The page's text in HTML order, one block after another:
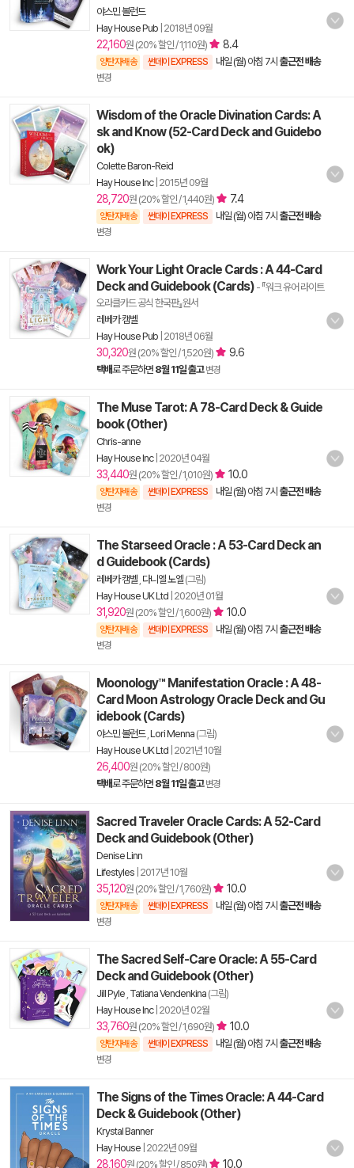
야스민 볼런드
Hay House Pub 2018년 09월
22,160원 (20% 할인 / 1,110원) 8.4
양탄자배송 썬데이 EXPRESS 내일 (월) 아침 7시 출근전 배송
변경
Wisdom of the Oracle Divination Cards: A
sk and Know (52-Card Deck and Guidebo
ok)
Colette Baron-Reid
Hay House Inc| 2015년 09월
28,720원 (20% 할인 / 1,440원) 7.4
양탄자배송 썬데이 EXPRESS 내일 (월) 아침 7시 출근전 배송
변경
Work Your Light Oracle Cards : A 44-Card
Deck and Guidebook (Cards) - 『워크 유어 라이트
오라클카드 공식 한국판』원서
레베카 캠벨
Hay House Pub 2018년 06월
30,320원 (20% 할인 / 1,520원) 9.6
택배로 주문하면 8월 11일 출고 변경
The Muse Tarot: A 78-Card Deck & Guide
book (Other)
Chris-anne
Hay House Inc| 2020년 04월
33,440원 (20% 할인 / 1,010원) 10.0
양탄자배송 썬데이 EXPRESS 내일 (월) 아침 7시 출근전 배송
변경
The Starseed Oracle : A 53-Card Deck an
d Guidebook (Cards)
레베카 캠벨 다니엘 노엘 (그림)
Hay House UK Ltd 2020년 01월
31,920원 (20% 할인 / 1,600원) 10.0
양탄자배송 썬데이 EXPRESS 내일 (월) 아침 7시 출근전 배송
변경
Moonology™ Manifestation Oracle : A 48-
Card Moon Astrology Oracle Deck and Gu
idebook (Cards)
야스민 볼런드, Lori Menna (그림)
Hay House UK Ltd 2021년 10월
26,400원 (20% 할인 / 800원)
택배로 주문하면 8월 11일 출고 변경
Sacred Traveler Oracle Cards: A 52-Card
Deck and Guidebook (Other)
Denise Linn
Lifestyles 2017년 10월
35,120원 (20% 할인 / 1,760원) 10.0
양탄자배송 썬데이 EXPRESS 내일 (월) 아침 7시 출근전 배송
변경
The Sacred Self-Care Oracle: A 55-Card
Deck and Guidebook (Other)
Jill Pyle Tatiana Vendenkina (그림)
Hay House Inc| 2020년 02월
33,760원 (20% 할인 / 1,690원) 10.0
양탄자배송 썬데이 EXPRESS 내일 (월) 아침 7시 출근전 배송
변경
The Signs of the Times Oracle: A 44-Card
Deck & Guidebook (Other)
Krystal Banner
Hay House 2022년 09월
28,160원 (20% 할인 / 850원) 10.0